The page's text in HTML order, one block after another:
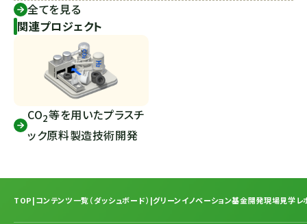
全てを見る
関連プロジェクト
CO2等を用いたプラスチ
ック原料製造技術開発
TOP|コンテンツ一覧（ダッシュボード） |グリーンイノベーション基金開発現場見学レ